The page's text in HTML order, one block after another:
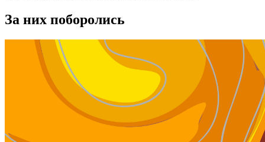
За них поборолись